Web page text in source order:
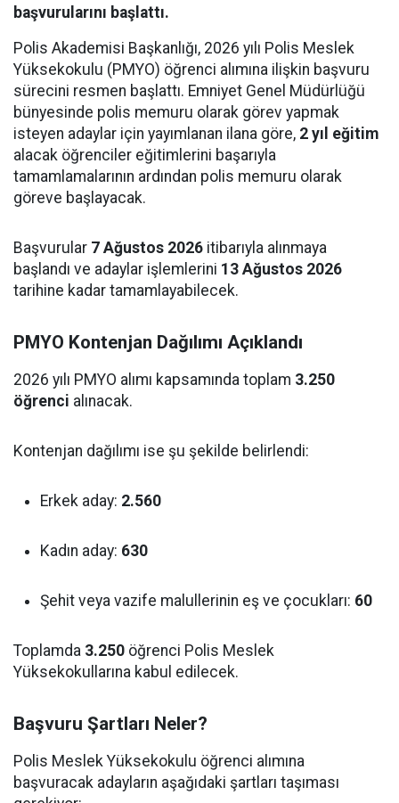
başvurularını başlattı.
Polis Akademisi Başkanlığı, 2026 yılı Polis Meslek
Yüksekokulu (PMYO) öğrenci alımına ilişkin başvuru
sürecini resmen başlattı. Emniyet Genel Müdürlüğü
bünyesinde polis memuru olarak görev yapmak
isteyen adaylar için yayımlanan ilana göre, 2 yıl eğitim
alacak öğrenciler eğitimlerini başarıyla
tamamlamalarının ardından polis memuru olarak
göreve başlayacak.
Başvurular 7 Ağustos 2026 itibarıyla alınmaya
başlandı ve adaylar işlemlerini 13 Ağustos 2026
tarihine kadar tamamlayabilecek.
PMYO Kontenjan Dağılımı Açıklandı
2026 yılı PMYO alımı kapsamında toplam 3.250
öğrenci alınacak.
Kontenjan dağılımı ise şu şekilde belirlendi:
Erkek aday: 2.560
Kadın aday: 630
Şehit veya vazife malullerinin eş ve çocukları: 60
Toplamda 3.250 öğrenci Polis Meslek
Yüksekokullarına kabul edilecek.
Başvuru Şartları Neler?
Polis Meslek Yüksekokulu öğrenci alımına
başvuracak adayların aşağıdaki şartları taşıması